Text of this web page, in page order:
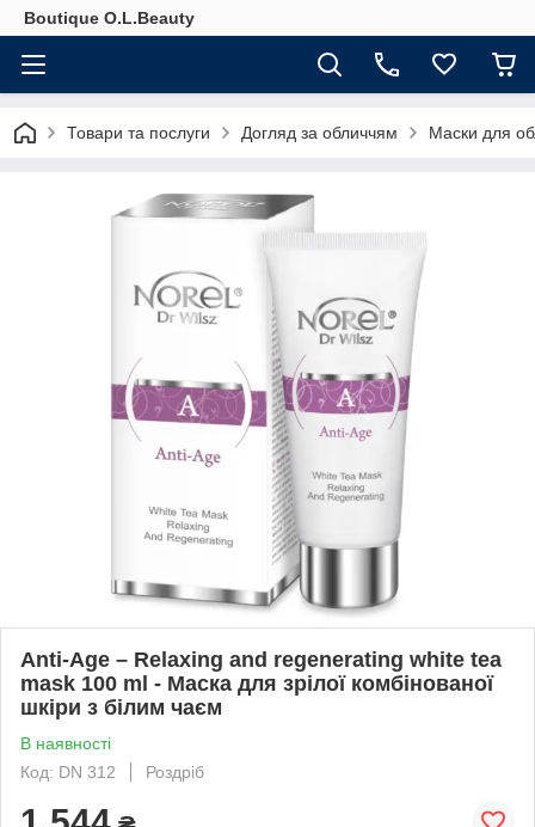
Boutique O.L.Beauty
Товари та послуги Догляд за обличчям Маски для
Anti-Age – Relaxing and regenerating white tea
mask 100 ml - Маска для зрілої комбінованої
шкіри з білим чаєм
В наявності
Код: DN 312
Роздріб